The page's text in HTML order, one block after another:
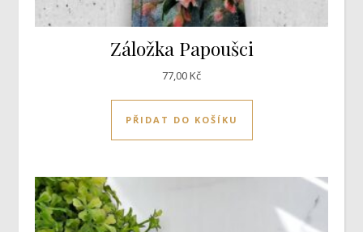
Záložka Papoušci
77,00Kč
PŘIDAT DO KOŠÍKU